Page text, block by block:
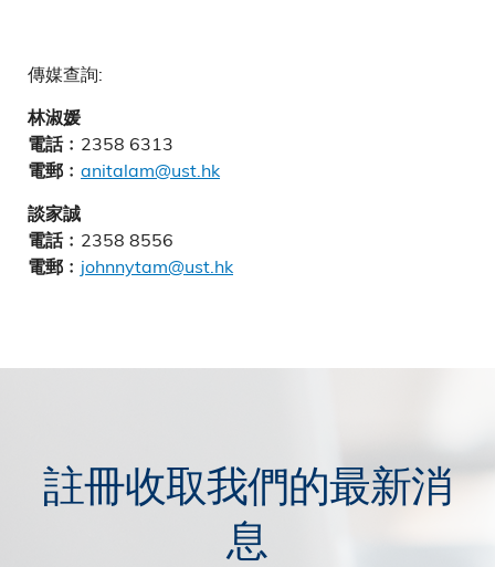
傳媒查詢:
林淑媛
電話﹕ 2358 6313
電郵﹕ anitalam@ust.hk
談家誠
電話﹕ 2358 8556
電郵﹕ johnnytam@ust.hk
註冊收取我們的最新消
息